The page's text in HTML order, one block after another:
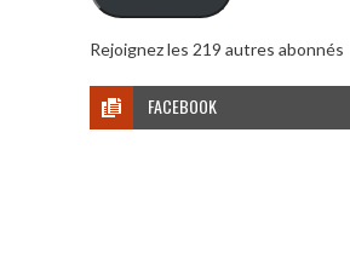
Rejoignez les 219 autres abonnés
FACEBOOK